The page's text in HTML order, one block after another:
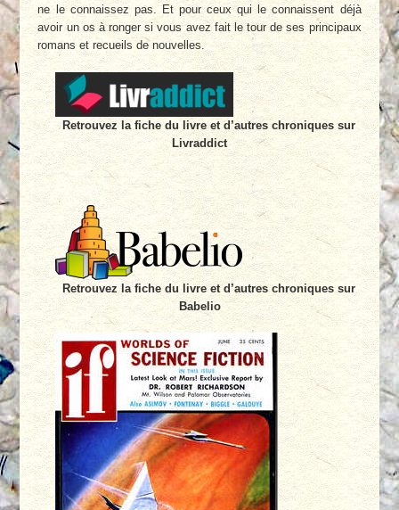
ne le connaissez pas. Et pour ceux qui le connaissent déjà
avoir un os à ronger si vous avez fait le tour de ses principaux
romans et recueils de nouvelles.
Retrouvez la fiche du livre et d’autres chroniques sur
Livraddict
Retrouvez la fiche du livre et d’autres chroniques sur
Babelio